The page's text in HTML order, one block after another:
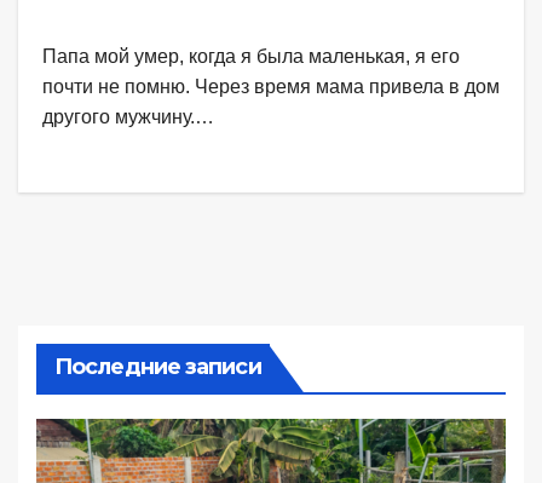
Папа мой умер, когда я была маленькая, я его
почти не помню. Через время мама привела в дом
другого мужчину.…
Последние записи